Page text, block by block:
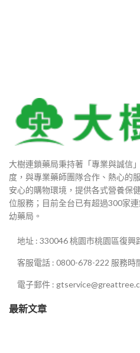
大樹連鎖藥局秉持著「專業與誠信
度，與專業藥師團隊合作、熱心的
安心的購物環境，提供各式營養保
位服務；目前全台已有超過300家
幼藥局。
地址 : 330046 桃園市桃園區復興
客服電話 : 0800-678-222 服務時
電子郵件 :
最新文章